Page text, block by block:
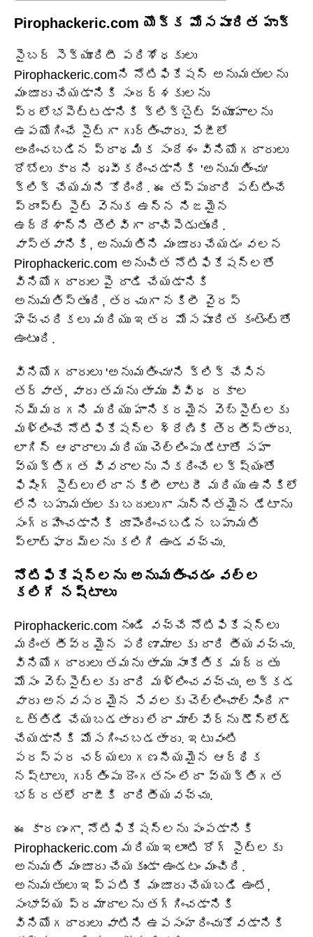
Pirophackeric.com యొక్క మోసపూరిత హుక్
సైబర్‌ సెక్యూరిటీ పరిశోధకులు
Pirophackeric.comని నోటిఫికేషన్ అనుమతులను
మంజూరు చేయడానికి సందర్శకులను
ప్రలోభపెట్టడానికి క్లిక్‌బైట్ వ్యూహాలను
ఉపయోగించే సైట్‌గా గుర్తించారు. పేజీలో
అందించబడిన ప్రాథమిక సందేశం వినియోగదారులు
రోబోలు కాదని ధృవీకరించడానికి 'అనుమతించు'
క్లిక్ చేయమని కోరింది. ఈ తప్పుదారి పట్టించే
ప్రాంప్ట్ సైట్ వెనుక ఉన్న నిజమైన
ఉద్దేశాన్ని తెలివిగా దాచిపెడుతుంది.
వాస్తవానికి, అనుమతిని మంజూరు చేయడం వలన
Pirophackeric.com అనుచిత నోటిఫికేషన్‌లతో
వినియోగదారులపై దాడి చేయడానికి
అనుమతిస్తుంది, తరచుగా నకిలీ వైరస్
హెచ్చరికలు మరియు ఇతర మోసపూరిత కంటెంట్‌తో
ఉంటుంది.
వినియోగదారులు 'అనుమతించు'ని క్లిక్ చేసిన
తర్వాత, వారు తమను తాము వివిధ రకాల
నమ్మదగని మరియు హానికరమైన వెబ్‌సైట్‌లకు
మళ్లించే నోటిఫికేషన్‌ల శ్రేణికి తెరతీస్తారు.
లాగిన్ ఆధారాలు మరియు చెల్లింపు డేటాతో సహా
వ్యక్తిగత వివరాలను సేకరించే లక్ష్యంతో
ఫిషింగ్ సైట్‌లు లేదా నకిలీ లాటరీ మరియు ఉనికిలో
లేని బహుమతులకు బదులుగా సున్నితమైన డేటాను
సంగ్రహించడానికి రూపొందించబడిన బహుమతి
ప్లాట్‌ఫారమ్‌లను కలిగి ఉండవచ్చు.
నోటిఫికేషన్‌లను అనుమతించడం వల్ల
కలిగే నష్టాలు
Pirophackeric.com నుండి వచ్చే నోటిఫికేషన్‌లు
మరింత తీవ్రమైన పరిణామాలకు దారి తీయవచ్చు.
వినియోగదారులు తమను తాము సాంకేతిక మద్దతు
మోసం వెబ్‌సైట్‌లకు దారి మళ్లించవచ్చు, అక్కడ
వారు అనవసరమైన సేవలకు చెల్లించాల్సిందిగా
ఒత్తిడి చేయబడతారు లేదా మాల్వేర్‌ను డౌన్‌లోడ్
చేయడానికి మోసగించబడతారు. ఇటువంటి
పరస్పర చర్యలు గణనీయమైన ఆర్థిక
నష్టాలు, గుర్తింపు దొంగతనం లేదా వ్యక్తిగత
భద్రతలో రాజీకి దారితీయవచ్చు.
ఈ కారణంగా, నోటిఫికేషన్‌లను పంపడానికి
Pirophackeric.com మరియు ఇలాంటి రోగ్ సైట్‌లకు
అనుమతి మంజూరు చేయకుండా ఉండటం మంచిది.
అనుమతులు ఇప్పటికే మంజూరు చేయబడి ఉంటే,
సంభావ్య ప్రమాదాలను తగ్గించడానికి
వినియోగదారులు వాటిని ఉపసంహరించుకోవడానికి